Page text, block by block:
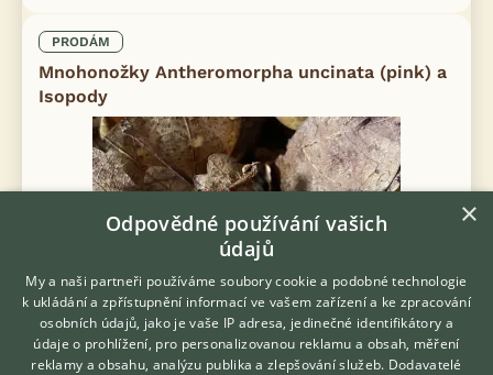
PRODÁM
Mnohonožky Antheromorpha uncinata (pink) a
Isopody
×
Odpovědné používání vašich
údajů
My a naši partneři používáme soubory cookie a podobné technologie
k ukládání a zpřístupnění informací ve vašem zařízení a ke zpracování
osobních údajů, jako je vaše IP adresa, jedinečné identifikátory a
údaje o prohlížení, pro personalizovanou reklamu a obsah, měření
reklamy a obsahu, analýzu publika a zlepšování služeb. Dodavatelé